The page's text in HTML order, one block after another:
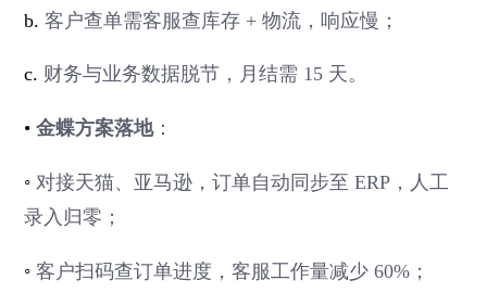
b.客户查单需客服查库存 + 物流，响应慢；
c. 财务与业务数据脱节，月结需 15 天。
•金蝶方案落地：
◦对接天猫、亚马逊，订单自动同步至 ERP，人工
录入归零；
◦客户扫码查订单进度，客服工作量减少 60%；